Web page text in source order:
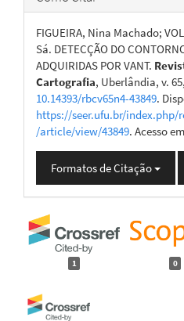
FIGUEIRA, Nina Machado;
Sá. DETECÇÃO DO
ADQUIRIDAS POR VANT.
Cartografia, Uberlândia, v.
10.14393/rbcv65n4-43849.
https://seer.ufu.br/
/article/view/43849. Acesso
Formatos de Citação
1 0